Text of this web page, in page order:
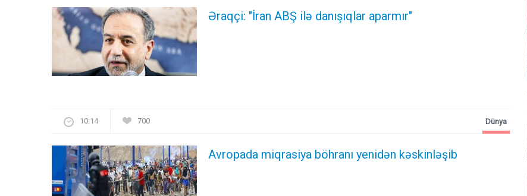
Əraqçi: "İran ABŞ ilə danışıqlar aparmır"
10:14 700
Avropada miqrasiya böhranı yenidən kəskinləşib
Dünya